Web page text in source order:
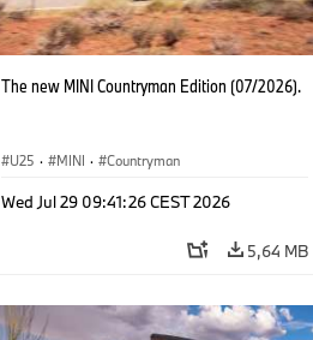
The new MINI Countryman Edition (07/2026).
U25 · MINI · Countryman
Wed Jul 29 09:41:26 CEST 2026
5,64 MB